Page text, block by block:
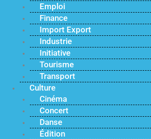
Emploi
Finance
Import Export
Industrie
Initiative
Tourisme
Transport
Culture
Cinéma
Concert
Danse
Édition